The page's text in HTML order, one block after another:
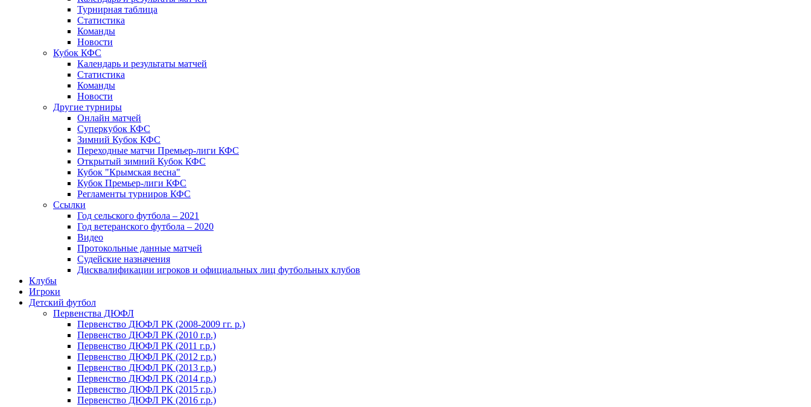
Турнирная таблица
Статистика
Команды
Новости
Кубок КФС
Календарь и результаты матчей
Статистика
Команды
Новости
Другие турниры
Онлайн матчей
Суперкубок КФС
Зимний Кубок КФС
Переходные матчи Премьер-лиги КФС
Открытый зимний Кубок КФС
Кубок "Крымская весна"
Кубок Премьер-лиги КФС
Регламенты турниров КФС
Ссылки
Год сельского футбола – 2021
Год ветеранского футбола – 2020
Видео
Протокольные данные матчей
Судейские назначения
Дисквалификации игроков и официальных лиц футбольных клубов
Клубы
Игроки
Детский футбол
Первенства ДЮФЛ
Первенство ДЮФЛ РК (2008-2009 гг. р.)
Первенство ДЮФЛ РК (2010 г.р.)
Первенство ДЮФЛ РК (2011 г.р.)
Первенство ДЮФЛ РК (2012 г.р.)
Первенство ДЮФЛ РК (2013 г.р.)
Первенство ДЮФЛ РК (2014 г.р.)
Первенство ДЮФЛ РК (2015 г.р.)
Первенство ДЮФЛ РК (2016 г.р.)